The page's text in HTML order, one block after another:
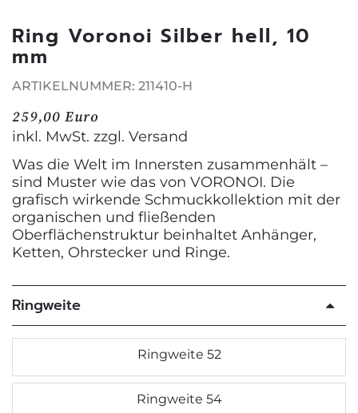
Ring Voronoi Silber hell, 10
mm
ARTIKELNUMMER: 211410-H
259,00 Euro
inkl. MwSt. zzgl. Versand
Was die Welt im Innersten zusammenhält –
sind Muster wie das von VORONOI. Die
grafisch wirkende Schmuckkollektion mit der
organischen und fließenden
Oberflächenstruktur beinhaltet Anhänger,
Ketten, Ohrstecker und Ringe.
Ringweite
Ringweite 52
Ringweite 54